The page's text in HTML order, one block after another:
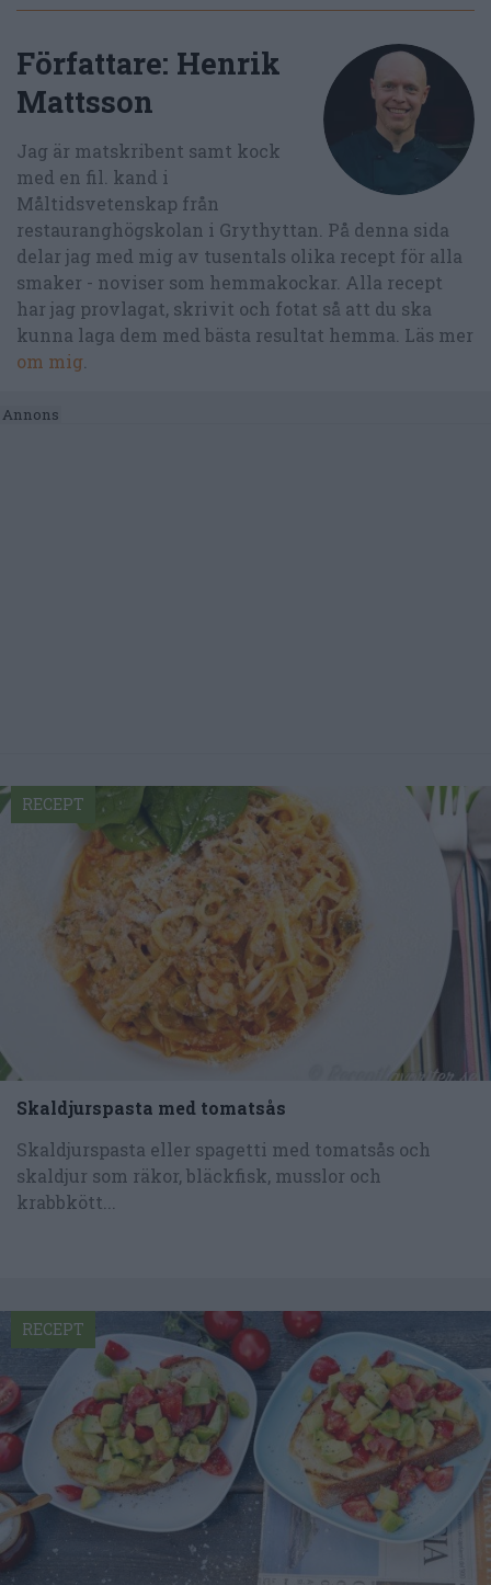
Författare: Henrik
Mattsson
Jag är matskribent samt kock
med en fil. kand i
Måltidsvetenskap från
restauranghögskolan i Grythyttan. På denna sida
delar jag med mig av tusentals olika recept för alla
smaker - noviser som hemmakockar. Alla recept
har jag provlagat, skrivit och fotat så att du ska
kunna laga dem med bästa resultat hemma. Läs mer
om mig
Skaldjurspasta med tomatsås
Skaldjurspasta eller spagetti med tomatsås och
skaldjur som räkor, bläckfisk, musslor och
krabbkött...
RECEPT
RECEPT